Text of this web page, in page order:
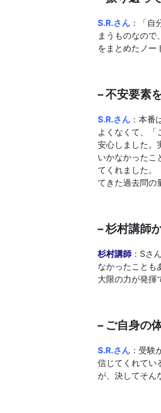
S.R.さん ：「
まうものなの
をまとめたノー
– 不安要素
S.R.さん ：本
よくなくて、「
安心しました。
いかなかったこ
てくれました。
てきた過去問の
– 杉村講師
杉村講師 ：Sさ
なかったことも
大限の力が発揮
– ご自身の
S.R.さん ：受
信じてくれてい
が、決してそん